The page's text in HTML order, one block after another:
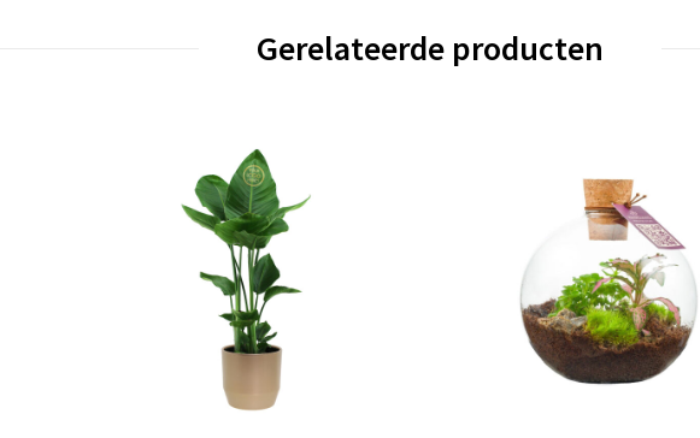
Gerelateerde producten